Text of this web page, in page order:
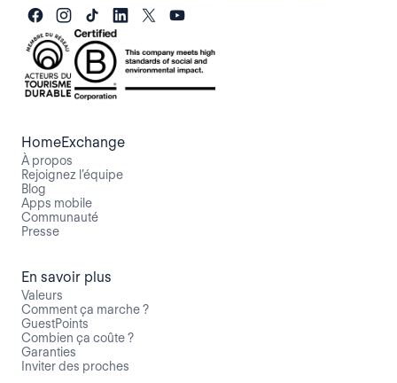
HomeExchange
À propos
Rejoignez l’équipe
Blog
Apps mobile
Communauté
Presse
En savoir plus
Valeurs
Comment ça marche ?
GuestPoints
Combien ça coûte ?
Garanties
Inviter des proches